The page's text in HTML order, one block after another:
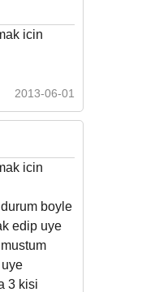
icin
2013-06-01
icin
boyle
edip uye
3 kisi